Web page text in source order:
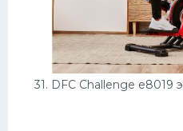
31. DFC Challenge e8019